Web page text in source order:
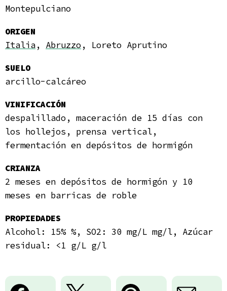
Montepulciano
ORIGEN
Italia, Abruzzo, Loreto Aprutino
SUELO
arcillo-calcáreo
VINIFICACIÓN
despalillado, maceración de 15 días con
los hollejos, prensa vertical,
fermentación en depósitos de hormigón
CRIANZA
2 meses en depósitos de hormigón y 10
meses en barricas de roble
PROPIEDADES
Alcohol: 15% %, SO2: 30 mg/L mg/l, Azúcar
residual: <1 g/L g/l